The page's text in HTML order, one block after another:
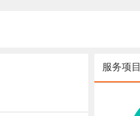
服务项目